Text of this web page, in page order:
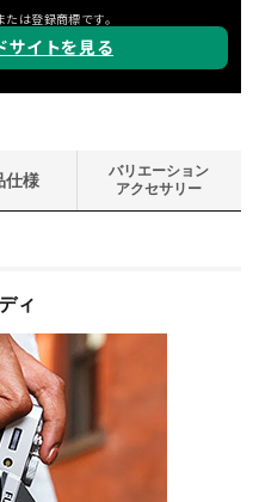
は登録商標です。
イトを見る
仕様
バリエーション
アクセサリー
ィ